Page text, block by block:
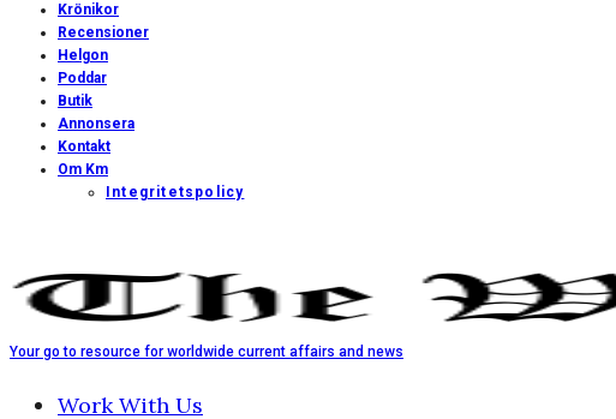
Krönikor
Recensioner
Helgon
Poddar
Butik
Annonsera
Kontakt
Om Km
Integritetspolicy
Your go to resource for worldwide current affairs and news
Work With Us